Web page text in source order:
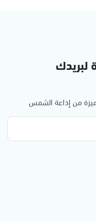
لبريدك
من إذاعة الشمس